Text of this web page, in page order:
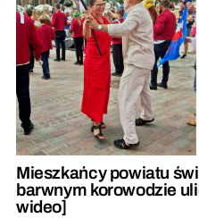
Mieszkańcy powiatu
barwnym korowodzie
wideo]